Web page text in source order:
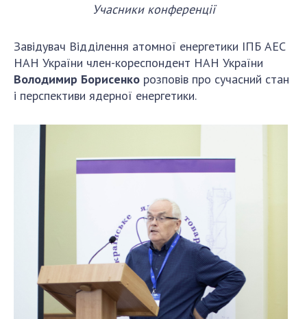
Учасники конференції
Завідувач Відділення атомної енергетики ІПБ АЕС
НАН України член-кореспондент НАН України
Володимир Борисенко розповів про сучасний стан
і перспективи ядерної енергетики.